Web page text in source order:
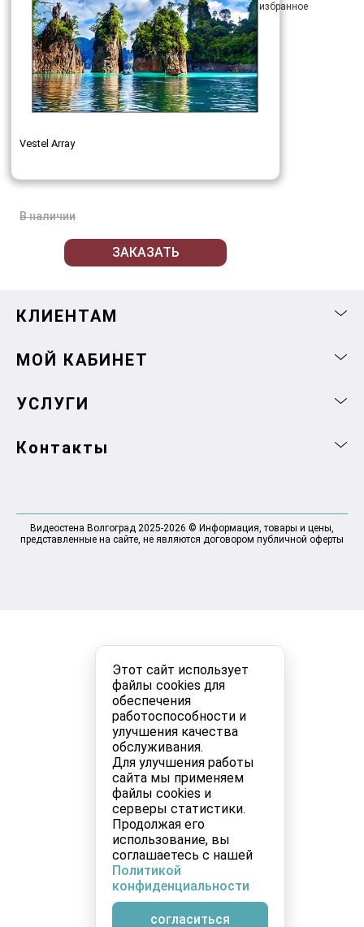
Этот сайт использует
файлы cookies для
обеспечения
работоспособности и
улучшения качества
обслуживания.
Для улучшения работы
сайта мы применяем
файлы cookies и
серверы статистики.
Продолжая его
использование, вы
соглашаетесь с нашей
Политикой
конфиденциальности
согласиться
Vestel Array
В наличии
ЗАКАЗАТЬ
КЛИЕНТАМ
МОЙ КАБИНЕТ
УСЛУГИ
Контакты
Видеостена Волгоград 2025-2026 © Информация, товары и цены,
представленные на сайте, не являются договором публичной оферты